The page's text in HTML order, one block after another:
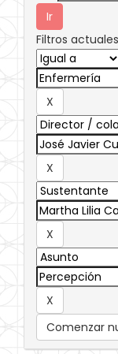
Filtros
Comenzar